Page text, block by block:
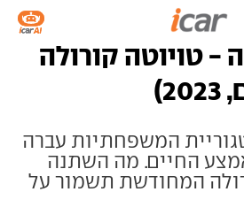
- טויוטה קורולה
המשפחתיות עברה
החיים. מה השתנה
המחודשת תשמור על